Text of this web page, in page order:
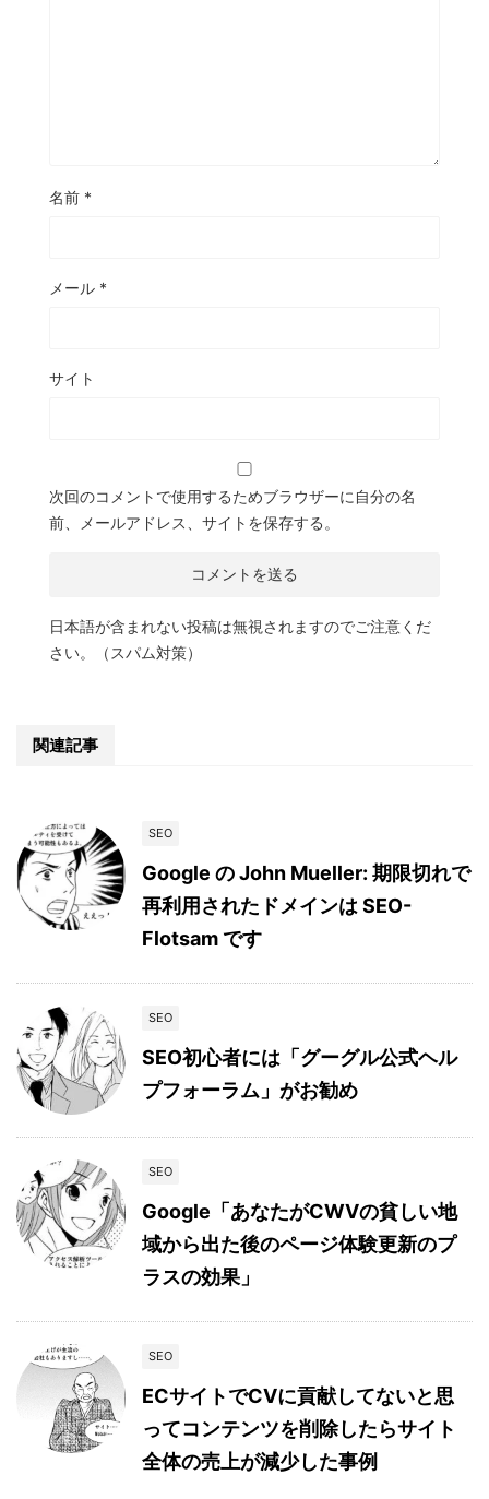
名前 *
メール *
サイト
次回のコメントで使用するためブラウザーに自分の名
前、メールアドレス、サイトを保存する。
日本語が含まれない投稿は無視されますのでご注意くだ
さい。（スパム対策）
関連記事
SEO
Google の John Mueller: 期限切れで
再利用されたドメインは SEO-
Flotsam です
SEO
SEO初心者には「グーグル公式ヘル
プフォーラム」がお勧め
SEO
Google「あなたがCWVの貧しい地
域から出た後のページ体験更新のプ
ラスの効果」
SEO
ECサイトでCVに貢献してないと思
ってコンテンツを削除したらサイト
全体の売上が減少した事例